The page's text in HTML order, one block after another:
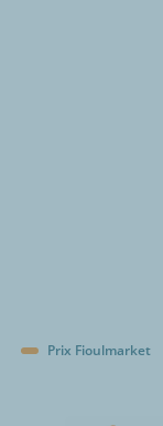
Prix Fioulmarket